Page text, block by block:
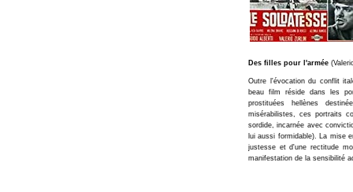
Des filles pour l'armée
Outre l'évocation du conflit
beau film réside dans les
prostituées hellènes
misérabilistes, ces portraits
sordide, incarnée avec
lui aussi formidable). La mise
justesse et d'une rectitude
manifestation de la sensibilité